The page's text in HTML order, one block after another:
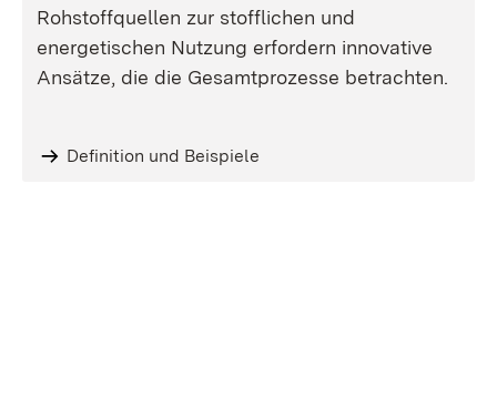
Rohstoffquellen zur stofflichen und
energetischen Nutzung erfordern innovative
Ansätze, die die Gesamtprozesse betrachten.
Definition und Beispiele